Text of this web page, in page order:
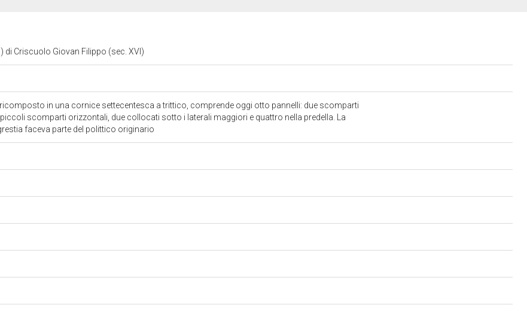
di Criscuolo Giovan Filippo (sec. XVI)
ricomposto in una cornice settecentesca a trittico, comprende oggi otto pannelli: due scomparti
piccoli scomparti orizzontali, due collocati sotto i laterali maggiori e quattro nella predella. La
faceva parte del polittico originario